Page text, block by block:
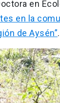
en
en la
de Aysén”.